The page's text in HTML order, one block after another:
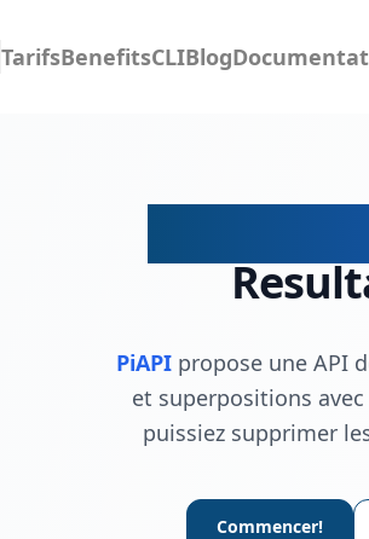
TarifsBenefitsCLIBlog
PiAPIpropose une API
et superpositions
puissiez supprimer
Commencer!